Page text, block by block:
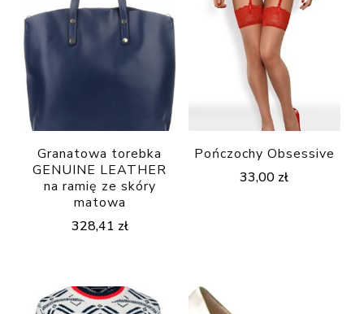
Granatowa torebka
GENUINE LEATHER
na ramię ze skóry
matowa
328,41 zł
Pończochy Obsessive
33,00 zł